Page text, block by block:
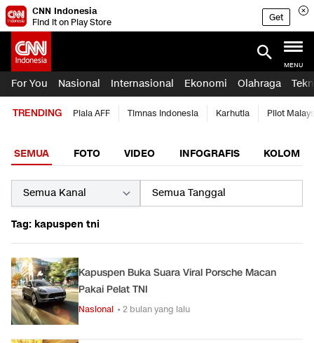
CNN Indonesia
Find it on Play Store
Get
MENU
For You Nasional Internasional Ekonomi Olahraga
TRENDING Piala AFF Timnas Indonesia Karhutla Pilot
SEMUA FOTO VIDEO INFOGRAFIS KOLOM
Tag: kapuspen tni
Kapuspen Buka Suara Viral Porsche Macan
Pakai Pelat TNI
Nasional • 2 bulan yang lalu